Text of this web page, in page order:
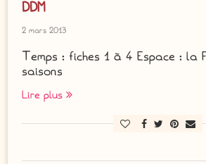
DDM
2 mars 2013
Temps : fiches 1 à 4 Espace : la
saisons
Lire plus